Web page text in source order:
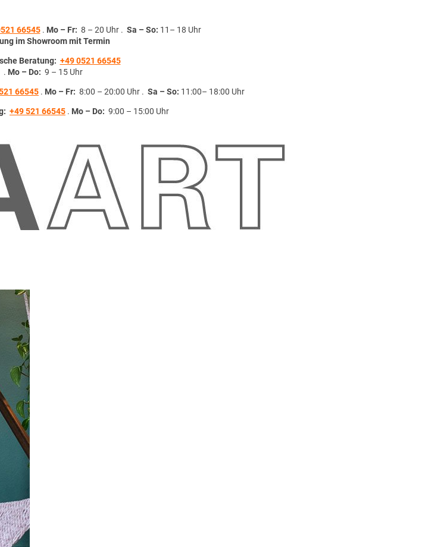
66545. Mo – Fr: 8 – 20 Uhr . Sa – So: 11– 18 Uhr
im Showroom mit Termin
Beratung: +49 0521 66545
. Mo – Do: 9 – 15 Uhr
66545 . Mo – Fr: 8:00 – 20:00 Uhr . Sa – So: 11:00– 18:00 Uhr
+49 521 66545 . Mo – Do: 9:00 – 15:00 Uhr